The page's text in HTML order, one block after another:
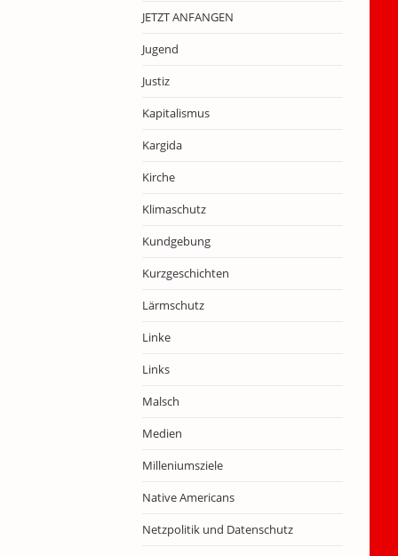
JETZT ANFANGEN
Jugend
Justiz
Kapitalismus
Kargida
Kirche
Klimaschutz
Kundgebung
Kurzgeschichten
Lärmschutz
Linke
Links
Malsch
Medien
Milleniumsziele
Native Americans
Netzpolitik und Datenschutz